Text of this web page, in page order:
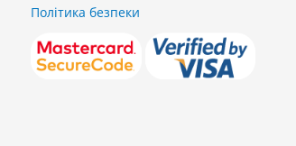
Політика безпеки